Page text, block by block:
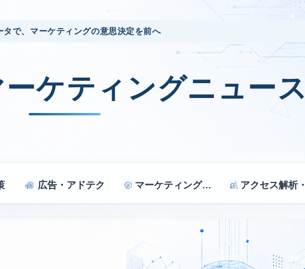
タで、マーケティングの意思決定を前へ
ケティングニュース
広告・アドテク マーケティング戦略